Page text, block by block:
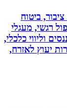
ביטוח
מעגלי
כלכלי,
לאזרח,